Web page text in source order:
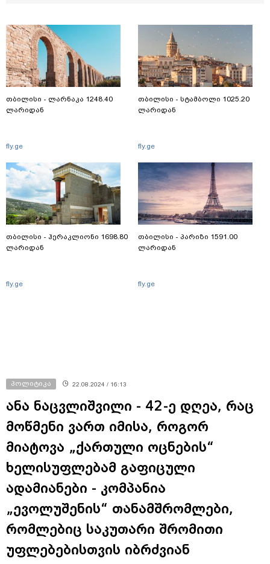
თბილისი - ლარნაკა 1248.40
ლარიდან
fly.ge
თბილისი - ჰერაკლიონი 1698.80
ლარიდან
fly.ge
თბილისი - სტამბოლი 1025.20
ლარიდან
fly.ge
თბილისი - პარიზი 1591.00
ლარიდან
fly.ge
პოლიტიკა 22.08.2024 / 16:13
ანა ნაცვლიშვილი - 42-ე დღეა, რაც
მოწმენი ვართ იმისა, როგორ
მიატოვა „ქართული ოცნების“
ხელისუფლებამ გაფიცული
ადამიანები - კომპანია
„ევოლუშენის“ თანამშრომლები,
რომლებიც საკუთარი შრომითი
უფლებებისთვის იბრძვიან